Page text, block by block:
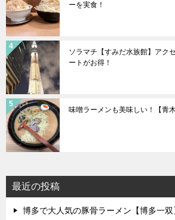
ーを実食！
ソラマチ【すみだ水族館】アク
ートがお得！
味噌ラーメンも美味しい！【青木
最近の投稿
博多で大人気の豚骨ラーメン【博多一